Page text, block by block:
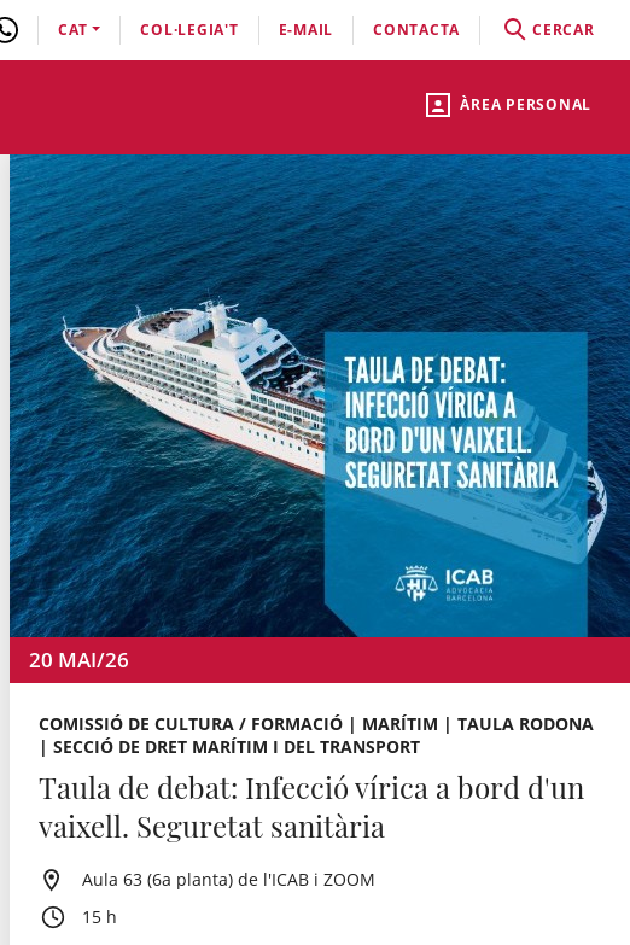
ÀREA PERSONAL
CAT COL·LEGIA'T E-MAIL CONTACTA CERCAR
20 MAI/26
COMISSIÓ DE CULTURA / FORMACIÓ | MARÍTIM | TAULA RODONA
| SECCIÓ DE DRET MARÍTIM I DEL TRANSPORT
Taula de debat: Infecció vírica a bord d'un
vaixell. Seguretat sanitària
Aula 63 (6a planta) de l'ICAB i ZOOM
15 h